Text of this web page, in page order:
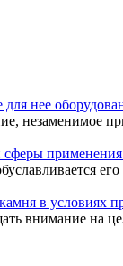
для нее
незаменимое
в условиях
внимание на